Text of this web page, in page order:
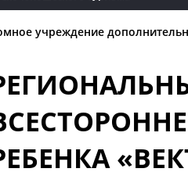
учреждение